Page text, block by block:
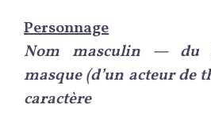
Personnage
Nom masculin — du
masque (d’un acteur de
caractère